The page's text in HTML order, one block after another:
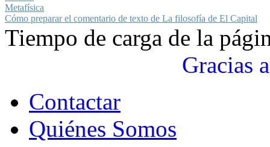
Metafísica
Cómo preparar el comentario de texto de La filosofía de El Capital
Tiempo de carga de la
Gracias a
Contactar
Quiénes Somos